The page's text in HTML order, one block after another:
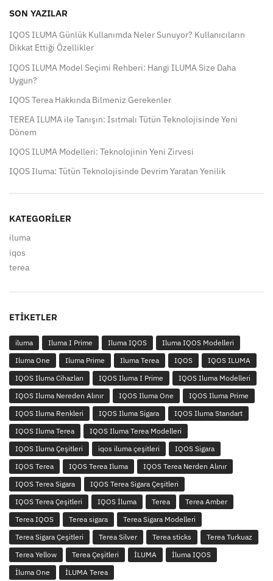
SON YAZILAR
IQOS ILUMA Günlük Kullanımda Neler Sunuyor? Kullanıcıların
Dikkat Ettiği Özellikler
IQOS ILUMA Model Seçimi Rehberi: Hangi ILUMA Size Daha
Uygun?
IQOS Terea Hakkında Bilmeniz Gerekenler
TEREA ILUMA ile Tanışın: Isıtmalı Tütün Teknolojisinde Yeni
Dönem
IQOS ILUMA Modelleri: Teknolojinin Yeni Zirvesi
IQOS Iluma: Tütün Teknolojisinde Devrim Yaratan Yenilik
KATEGORILER
iluma
iqos
terea
ETIKETLER
iluma Iluma I Prime Iluma IQOS
Iluma IQOS Modelleri
Iluma One
Iluma Prime Iluma Terea IQOS
IQOS ILUMA
IQOS Iluma Cihazları
IQOS Iluma I Prime
IQOS Iluma Modelleri
IQOS Iluma Nereden Alınır
IQOS Iluma One
IQOS Iluma Prime
IQOS Iluma Renkleri
IQOS Iluma Sigara
IQOS Iluma Standart
IQOS Iluma Terea
IQOS Iluma Terea Modelleri
IQOS Iluma Çeşitleri
iqos iluma çeşitleri
IQOS Sigara
IQOS Terea
IQOS Terea Iluma
IQOS Terea Nerden Alınır
IQOS Terea Sigara
IQOS Terea Sigara Çeşitleri
IQOS Terea Çeşitleri
IQOS İluma Terea
Terea Amber
Terea IQOS
Terea sigara
Terea Sigara Modelleri
Terea Sigara Çeşitleri
Terea Silver Terea sticks
Terea Turkuaz
Terea Yellow
Terea Çeşitleri İLUMA
İluma IQOS
İluma One
İLUMA Terea